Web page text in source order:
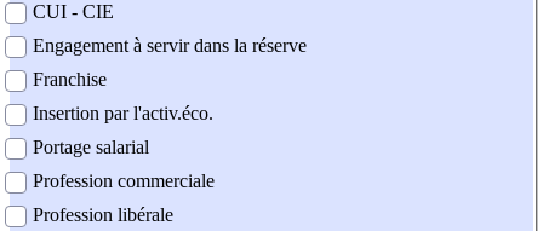
CUI - CIE
Engagement à servir dans la réserve
Franchise
Insertion par l'activ.éco.
Portage salarial
Profession commerciale
Profession libérale